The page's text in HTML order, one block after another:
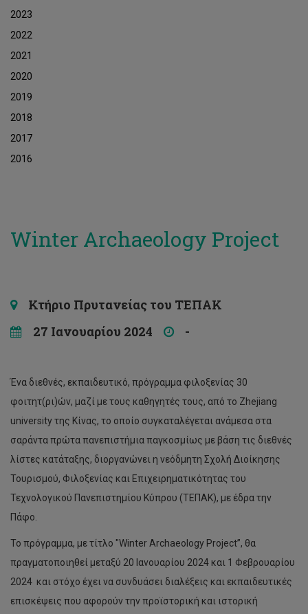
2023
2022
2021
2020
2019
2018
2017
2016
Winter Archaeology Project
Κτήριο Πρυτανείας του ΤΕΠΑΚ
27 Ιανουαρίου 2024
-
Ένα διεθνές, εκπαιδευτικό, πρόγραμμα φιλοξενίας 30
φοιτητ(ρι)ών, μαζί με τους καθηγητές τους, από το Zhejiang
university της Κίνας, το οποίο συγκαταλέγεται ανάμεσα στα
σαράντα πρώτα πανεπιστήμια παγκοσμίως με βάση τις διεθνές
λίστες κατάταξης, διοργανώνει η νεόδμητη Σχολή Διοίκησης
Τουρισμού, Φιλοξενίας και Επιχειρηματικότητας του
Τεχνολογικού Πανεπιστημίου Κύπρου (ΤΕΠΑΚ), με έδρα την
Πάφο.
Το πρόγραμμα, με τίτλο "Winter Archaeology Project”, θα
πραγματοποιηθεί μεταξύ 20 Ιανουαρίου 2024 και 1 Φεβρουαρίου
2024 και στόχο έχει να συνδυάσει διαλέξεις και εκπαιδευτικές
επισκέψεις που αφορούν την προϊστορική και ιστορική